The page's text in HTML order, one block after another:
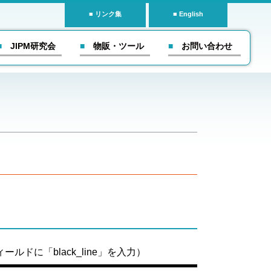
リンク集 English
■ JIPM研究会 ■ 物販・ツール ■ お問い合わせ
ルドに「black_line」を入力）